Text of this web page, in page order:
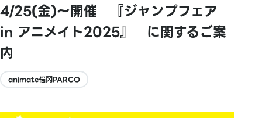
4/25(金)～開催 『ジャンプフェア
in アニメイト2025』 に関するご案
内
animate福冈PARCO